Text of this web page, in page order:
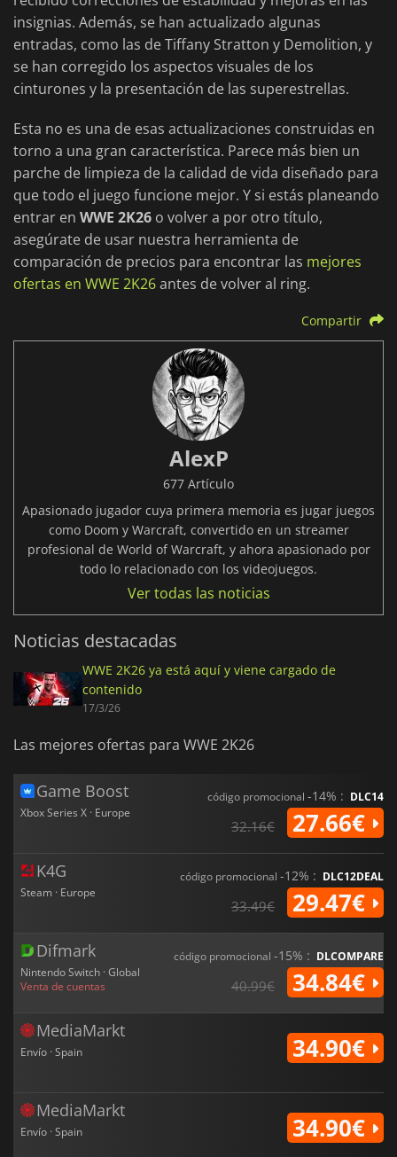
insignias. Además, se han actualizado algunas
entradas, como las de Tiffany Stratton y Demolition, y
se han corregido los aspectos visuales de los
cinturones y la presentación de las superestrellas.
Esta no es una de esas actualizaciones construidas en
torno a una gran característica. Parece más bien un
parche de limpieza de la calidad de vida diseñado para
que todo el juego funcione mejor. Y si estás planeando
entrar en WWE 2K26 o volver a por otro título,
asegúrate de usar nuestra herramienta de
comparación de precios para encontrar las mejores
ofertas en WWE 2K26antes de volver al ring.
Compartir
AlexP
677 Artículo
Apasionado jugador cuya primera memoria es jugar juegos
como Doom y Warcraft, convertido en un streamer
profesional de World of Warcraft, y ahora apasionado por
todo lo relacionado con los videojuegos.
Ver todas las noticias
Noticias destacadas
WWE 2K26 ya está aquí y viene cargado de
contenido
17/3/26
Las mejores ofertas para WWE 2K26
Game Boost
Xbox Series X · Europe
código promocional -14% : DLC14
32.16€ 27.66€
K4G
Steam · Europe
código promocional -12% : DLC12DEAL
33.49€ 29.47€
Difmark
Nintendo Switch · Global
Venta de cuentas
código promocional -15% : DLCOMPARE
40.99€ 34.84€
MediaMarkt
Envío · Spain 34.90€
MediaMarkt
Envío · Spain 34.90€